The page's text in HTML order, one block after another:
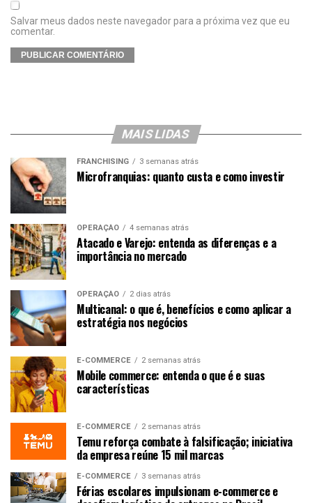
Salvar meus dados neste navegador para a próxima vez que eu
comentar.
MAIS LIDAS
FRANCHISING 3 semanas atrás
Microfranquias: quanto custa e como investir
OPERAÇÃO 4 semanas atrás
Atacado e Varejo: entenda as diferenças e a
importância no mercado
OPERAÇÃO 2 dias atrás
Multicanal: o que é, benefícios e como aplicar a
estratégia nos negócios
E-COMMERCE 2 semanas atrás
Mobile commerce: entenda o que é e suas
características
E-COMMERCE 2 semanas atrás
Temu reforça combate à falsificação; iniciativa
da empresa reúne 15 mil marcas
E-COMMERCE 3 semanas atrás
Férias escolares impulsionam e-commerce e